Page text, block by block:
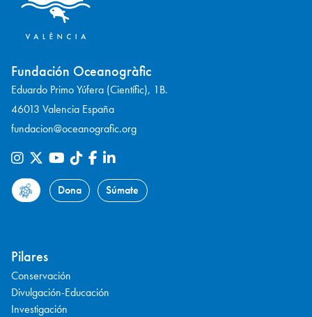
Fundación Oceanogràfic
Eduardo Primo Yúfera (Científic), 1B.
46013 Valencia España
fundacion@oceanografic.org
Dona Súmate
Pilares
Conservación
Divulgación-Educación
Investigación